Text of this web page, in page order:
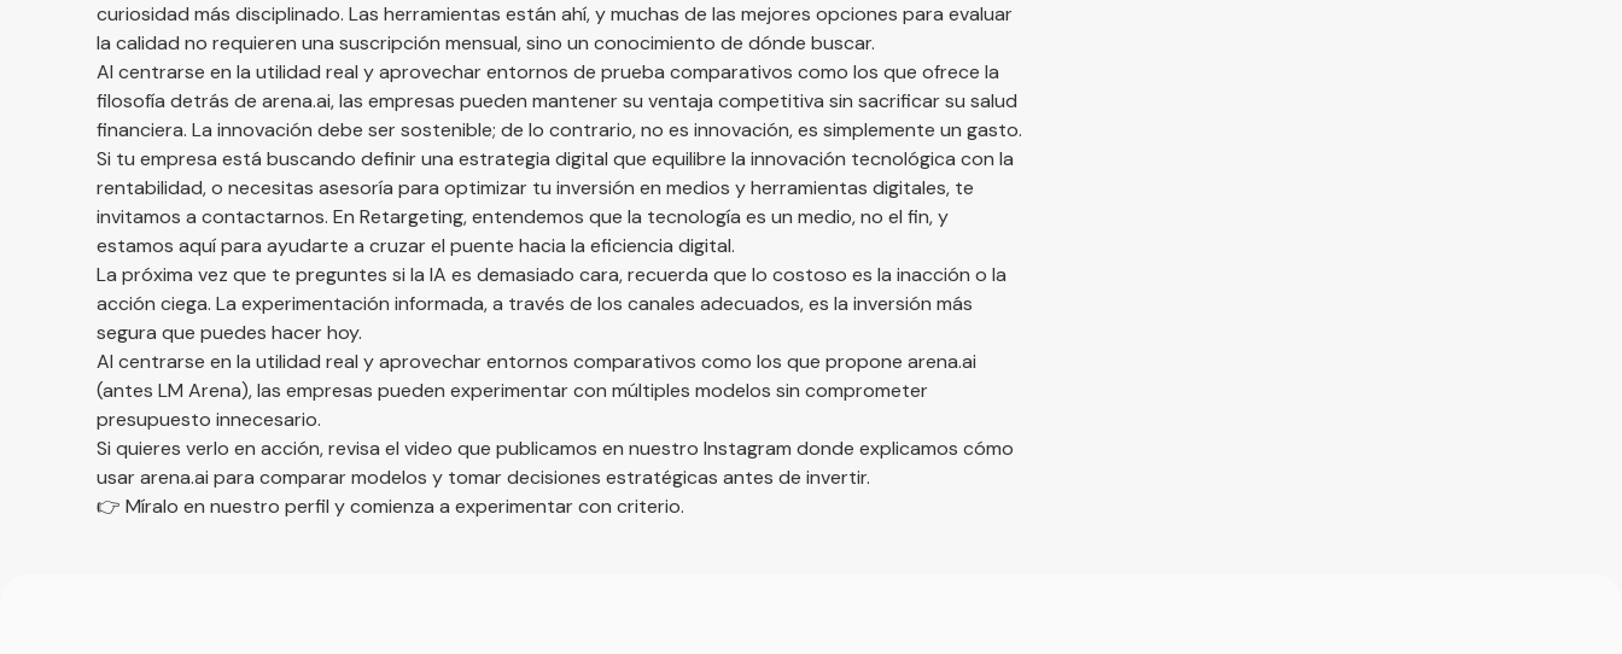
curiosidad más disciplinado. Las herramientas están ahí, y muchas de las mejores opciones para evaluar
la calidad no requieren una suscripción mensual, sino un conocimiento de dónde buscar.
Al centrarse en la utilidad real y aprovechar entornos de prueba comparativos como los que ofrece la
filosofía detrás de arena.ai, las empresas pueden mantener su ventaja competitiva sin sacrificar su salud
financiera. La innovación debe ser sostenible; de lo contrario, no es innovación, es simplemente un gasto.
Si tu empresa está buscando definir una estrategia digital que equilibre la innovación tecnológica con la
rentabilidad, o necesitas asesoría para optimizar tu inversión en medios y herramientas digitales, te
invitamos a contactarnos. En Retargeting, entendemos que la tecnología es un medio, no el fin, y
estamos aquí para ayudarte a cruzar el puente hacia la eficiencia digital.
La próxima vez que te preguntes si la IA es demasiado cara, recuerda que lo costoso es la inacción o la
acción ciega. La experimentación informada, a través de los canales adecuados, es la inversión más
segura que puedes hacer hoy.
Al centrarse en la utilidad real y aprovechar entornos comparativos como los que propone arena.ai
(antes LM Arena), las empresas pueden experimentar con múltiples modelos sin comprometer
presupuesto innecesario.
Si quieres verlo en acción, revisa el video que publicamos en nuestro Instagram donde explicamos cómo
usararena.ai para comparar modelos y tomar decisiones estratégicas antes de invertir.
👉 Míralo en nuestro perfil y comienza a experimentar con criterio.